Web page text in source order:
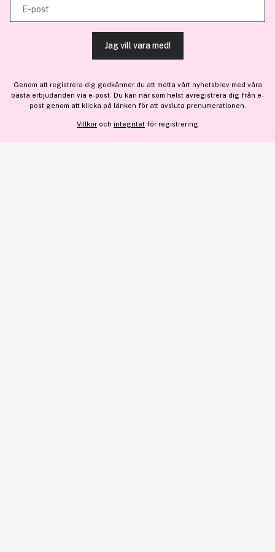
tjänster.
TILLÅT ALLA COOKIES
VISA DETALJER
175 kr
Före: 219 kr
E-post
Jag vill vara med!
Genom att registrera dig godkänner du att motta vårt nyhetsbrev med våra
bästa erbjudanden via e-post. Du kan när som helst avregistrera dig från e-
post genom att klicka på länken för att avsluta prenumerationen.
Villkor och integritet för registrering